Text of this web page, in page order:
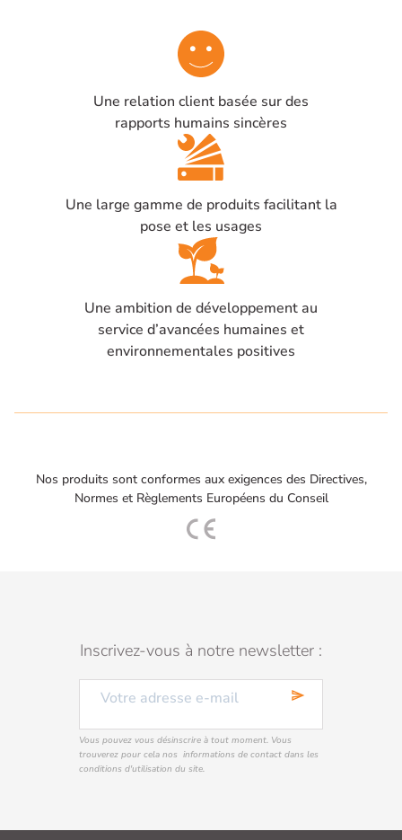
Une relation client basée sur des
rapports humains sincères
Une large gamme de produits facilitant la
pose et les usages
Une ambition de développement au
service d’avancées humaines et
environnementales positives
Nos produits sont conformes aux exigences des Directives,
Normes et Règlements Européens du Conseil
Inscrivez-vous à notre newsletter :
send
Vous pouvez vous désinscrire à tout moment. Vous
trouverez pour cela nos informations de contact dans les
conditions d'utilisation du site.